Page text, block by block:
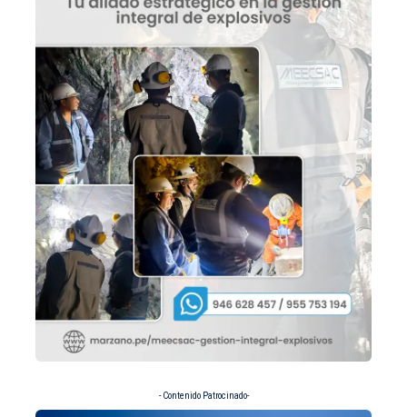
- Contenido Patrocinado-